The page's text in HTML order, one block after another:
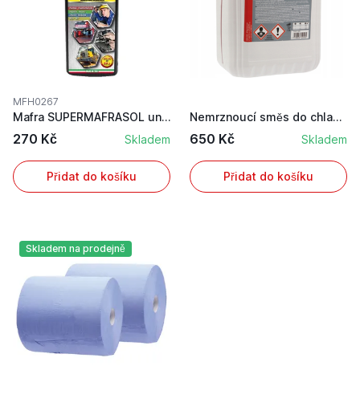
MFH0267
Mafra SUPERMAFRASOL univerzální čistič superkon...
270 Kč Skladem
Přidat do košíku
Nemrznoucí směs do chladičů koncentrát v obsah ...
650 Kč Skladem
Přidat do košíku
Skladem na prodejně